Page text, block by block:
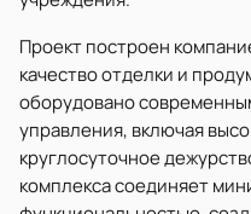
Проект построен
качество отделки и
оборудовано
управления, включая
круглосуточное
комплекса соединяет